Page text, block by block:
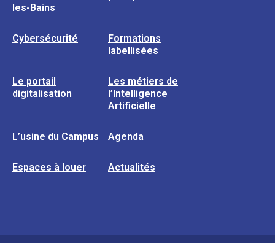
les-Bains
Cybersécurité
Formations
labellisées
Le portail
digitalisation
Les métiers de
l’Intelligence
Artificielle
L’usine du Campus Agenda
Espaces à louer Actualités